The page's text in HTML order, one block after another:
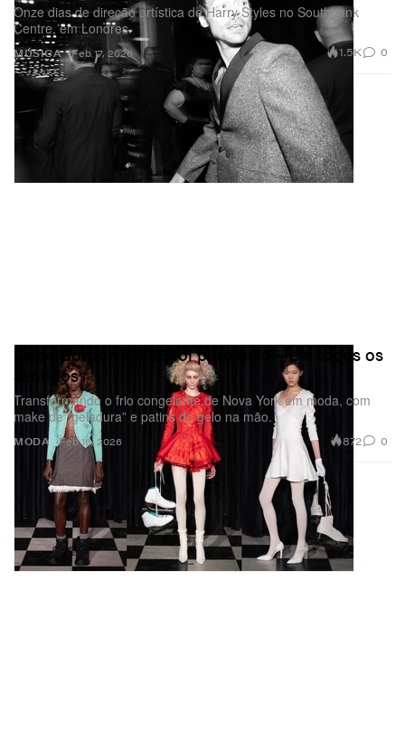
MÚSICA
Onze dias de direção artística de Harry Styles no Southbank
Centre, em Londres.
Feb 17, 2026 1.5K 0
MODA
Gabe Gordon FW26 foi puro gelo – em todos os
sentidos
Transformando o frio congelante de Nova York em moda, com
make de “geladura” e patins de gelo na mão.
Feb 16, 2026 872 0